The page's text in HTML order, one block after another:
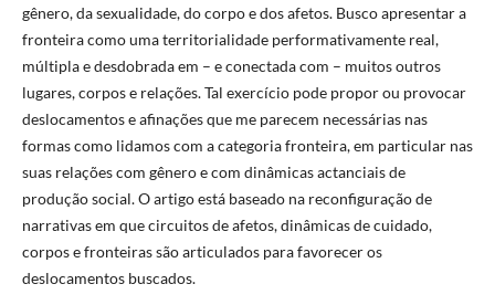
gênero, da sexualidade, do corpo e dos afetos. Busco apresentar a
fronteira como uma territorialidade performativamente real,
múltipla e desdobrada em – e conectada com – muitos outros
lugares, corpos e relações. Tal exercício pode propor ou provocar
deslocamentos e afinações que me parecem necessárias nas
formas como lidamos com a categoria fronteira, em particular nas
suas relações com gênero e com dinâmicas actanciais de
produção social. O artigo está baseado na reconfiguração de
narrativas em que circuitos de afetos, dinâmicas de cuidado,
corpos e fronteiras são articulados para favorecer os
deslocamentos buscados.